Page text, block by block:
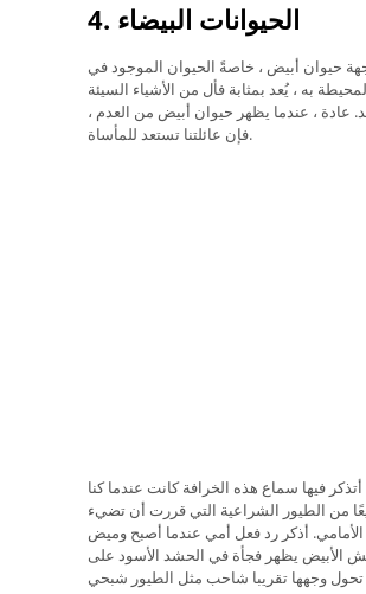
4. الحيوانات البيضاء
حيوان أبيض ، خاصةً الحيوان الموجود في
به ، يُعد بمثابة فأل من الأشياء السيئة
عادة ، عندما يظهر حيوان أبيض من العدم ،
فإن عائلتنا تستعد للمأساة.
فيها سماع هذه الخرافة كانت عندما كنا
من الطيور الشراعية التي قررت أن تضيء
الأمامي. أذكر رد فعل أمي عندما أصبح وميض
الأبيض يظهر فجأة في الحشد الأسود على